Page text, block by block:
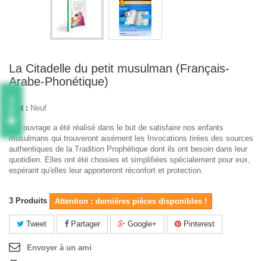
La Citadelle du petit musulman (Français-
Arabe-Phonétique)
État : Neuf
Cet ouvrage a été réalisé dans le but de satisfaire nos enfants
musulmans qui trouveront aisément les Invocations tirées des sources
authentiques de la Tradition Prophétique dont ils ont besoin dans leur
quotidien. Elles ont été choisies et simplifiées spécialement pour eux,
espérant qu'elles leur apporteront réconfort et protection.
3 Produits Attention : dernières pièces disponibles !
Tweet Partager Google+ Pinterest
Envoyer à un ami